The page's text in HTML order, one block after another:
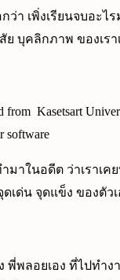
ว่า เพิ่งเรียนจบอ
บุคลิกภาพ ของเรา
Kasetsart
software
าในอดีต ว่าเราเ
ด่น จุดแข็ง ของตัว
อยเอง ที่ไปทำง